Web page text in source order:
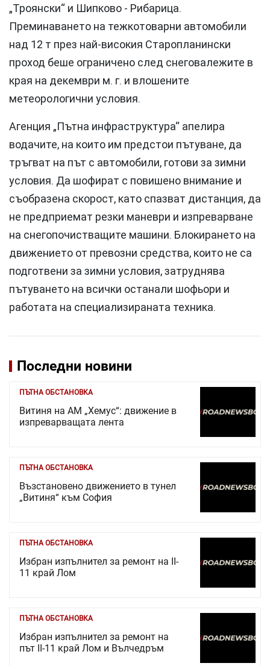
„Троянски“ и Шипково - Рибарица.
Преминаването на тежкотоварни автомобили
над 12 т през най-високия Старопланински
проход беше ограничено след снеговалежите в
края на декември м. г. и влошените
метеорологични условия.
Агенция „Пътна инфраструктура“ апелира
водачите, на които им предстои пътуване, да
тръгват на път с автомобили, готови за зимни
условия. Да шофират с повишено внимание и
съобразена скорост, като спазват дистанция, да
не предприемат резки маневри и изпреварване
на снегопочистващите машини. Блокирането на
движението от превозни средства, които не са
подготвени за зимни условия, затруднява
пътуването на всички останали шофьори и
работата на специализираната техника.
Последни новини
ПЪТНА ОБСТАНОВКА
Витиня на АМ „Хемус“: движение в
изпреварващата лента
ПЪТНА ОБСТАНОВКА
Възстановено движението в тунел
„Витиня“ към София
ПЪТНА ОБСТАНОВКА
Избран изпълнител за ремонт на II-
11 край Лом
ПЪТНА ОБСТАНОВКА
Избран изпълнител за ремонт на
път II-11 край Лом и Вълчедръм